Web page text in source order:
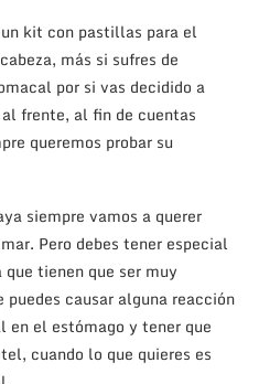
kit con pastillas para el
más si sufres de
por si vas decidido a
frente, al fin de cuentas
queremos probar su
siempre vamos a querer
Pero debes tener especial
tienen que ser muy
causar alguna reacción
en el estómago y tener que
cuando lo que quieres es